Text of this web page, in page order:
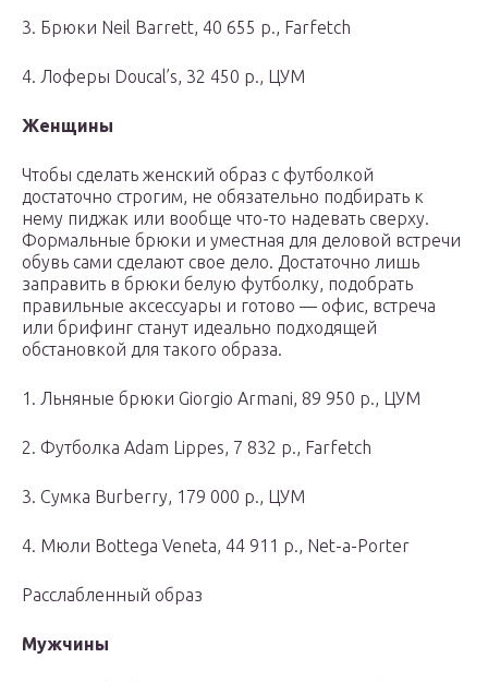
3. Брюки Neil Barrett, 40 655 р., Farfetch
4. Лоферы Doucal’s, 32 450 р., ЦУМ
Женщины
Чтобы сделать женский образ с футболкой
достаточно строгим, не обязательно подбирать к
нему пиджак или вообще что-то надевать сверху.
Формальные брюки и уместная для деловой встречи
обувь сами сделают свое дело. Достаточно лишь
заправить в брюки белую футболку, подобрать
правильные аксессуары и готово — офис, встреча
или брифинг станут идеально подходящей
обстановкой для такого образа.
1. Льняные брюки Giorgio Armani, 89 950 р., ЦУМ
2. Футболка Adam Lippes, 7 832 р., Farfetch
3. Сумка Burberry, 179 000 р., ЦУМ
4. Мюли Bottega Veneta, 44 911 р., Net-a-Porter
Расслабленный образ
Мужчины